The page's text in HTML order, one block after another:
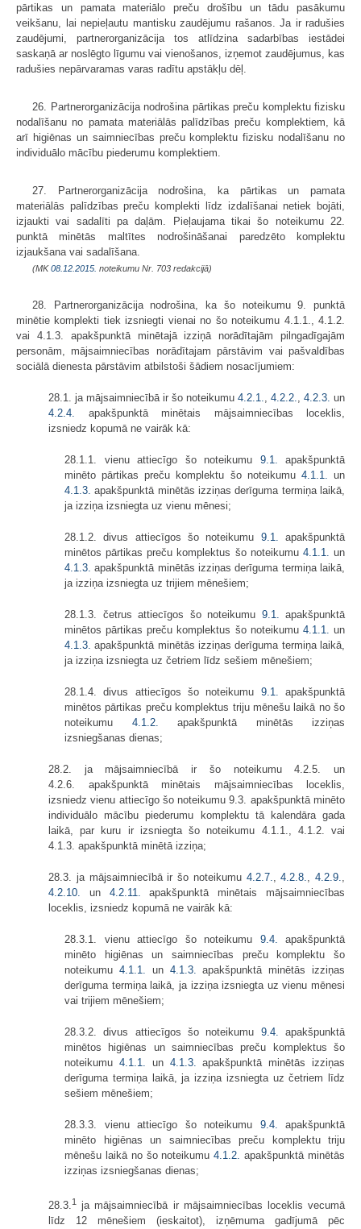
pārtikas un pamata materiālo preču drošību un tādu pasākumu
veikšanu, lai nepieļautu mantisku zaudējumu rašanos. Ja ir radušies
zaudējumi, partnerorganizācija tos atlīdzina sadarbības iestādei
saskaņā ar noslēgto līgumu vai vienošanos, izņemot zaudējumus, kas
radušies nepārvaramas varas radītu apstākļu dēļ.
26. Partnerorganizācija nodrošina pārtikas preču komplektu fizisku
nodalīšanu no pamata materiālās palīdzības preču komplektiem, kā
arī higiēnas un saimniecības preču komplektu fizisku nodalīšanu no
individuālo mācību piederumu komplektiem.
27. Partnerorganizācija nodrošina, ka pārtikas un pamata
materiālās palīdzības preču komplekti līdz izdalīšanai netiek bojāti,
izjaukti vai sadalīti pa daļām. Pieļaujama tikai šo noteikumu 22.
punktā minētās maltītes nodrošināšanai paredzēto komplektu
izjaukšana vai sadalīšana.
(MK08.12.2015. noteikumu Nr. 703 redakcijā)
28. Partnerorganizācija nodrošina, ka šo noteikumu 9. punktā
minētie komplekti tiek izsniegti vienai no šo noteikumu 4.1.1., 4.1.2.
vai 4.1.3. apakšpunktā minētajā izziņā norādītajām pilngadīgajām
personām, mājsaimniecības norādītajam pārstāvim vai pašvaldības
sociālā dienesta pārstāvim atbilstoši šādiem nosacījumiem:
28.1. ja mājsaimniecībā ir šo noteikumu 4.2.1. 4.2.2. 4.2.3. un
4.2.4.
apakšpunktā minētais mājsaimniecības loceklis,
izsniedz kopumā ne vairāk kā:
28.1.1. vienu attiecīgo šo noteikumu 9.1.
apakšpunktā
minēto pārtikas preču komplektu šo noteikumu 4.1.1.
un
4.1.3. apakšpunktā minētās izziņas derīguma termiņa laikā,
ja izziņa izsniegta uz vienu mēnesi;
28.1.2. divus attiecīgos šo noteikumu 9.1.
apakšpunktā
minētos pārtikas preču komplektus šo noteikumu 4.1.1.
un
4.1.3. apakšpunktā minētās izziņas derīguma termiņa laikā,
ja izziņa izsniegta uz trijiem mēnešiem;
28.1.3. četrus attiecīgos šo noteikumu 9.1.
apakšpunktā
minētos pārtikas preču komplektus šo noteikumu 4.1.1.
un
4.1.3. apakšpunktā minētās izziņas derīguma termiņa laikā,
ja izziņa izsniegta uz četriem līdz sešiem mēnešiem;
28.1.4. divus attiecīgos šo noteikumu 9.1.
apakšpunktā
minētos pārtikas preču komplektus triju mēnešu laikā no šo
noteikumu 4.1.2.
apakšpunktā minētās izziņas
izsniegšanas dienas;
28.2. ja mājsaimniecībā ir šo noteikumu 4.2.5. un
4.2.6. apakšpunktā minētais mājsaimniecības loceklis,
izsniedz vienu attiecīgo šo noteikumu 9.3. apakšpunktā minēto
individuālo mācību piederumu komplektu tā kalendāra gada
laikā, par kuru ir izsniegta šo noteikumu 4.1.1., 4.1.2. vai
4.1.3. apakšpunktā minētā izziņa;
28.3. ja mājsaimniecībā ir šo noteikumu 4.2.7. ,4.2.8. 4.2.9.
4.2.10.
un 4.2.11.
apakšpunktā minētais mājsaimniecības
loceklis, izsniedz kopumā ne vairāk kā:
28.3.1. vienu attiecīgo šo noteikumu 9.4.
apakšpunktā
minēto higiēnas un saimniecības preču komplektu šo
noteikumu 4.1.1. un 4.1.3.
apakšpunktā minētās izziņas
derīguma termiņa laikā, ja izziņa izsniegta uz vienu mēnesi
vai trijiem mēnešiem;
28.3.2. divus attiecīgos šo noteikumu 9.4.
apakšpunktā
minētos higiēnas un saimniecības preču komplektus šo
noteikumu 4.1.1. un 4.1.3.
apakšpunktā minētās izziņas
derīguma termiņa laikā, ja izziņa izsniegta uz četriem līdz
sešiem mēnešiem;
28.3.3. vienu attiecīgo šo noteikumu 9.4.
apakšpunktā
minēto higiēnas un saimniecības preču komplektu triju
mēnešu laikā no šo noteikumu4.1.2. apakšpunktā minētās
izziņas izsniegšanas dienas;
28.3.1
ja mājsaimniecībā ir mājsaimniecības loceklis vecumā
līdz 12 mēnešiem (ieskaitot), izņēmuma gadījumā pēc